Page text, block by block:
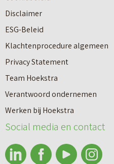
Nieuwbouw
Huren
r
e
e
n
n
i
e
u
u
Disclaimer
ESG-Beleid
Klachtenprocedure algemeen
Privacy Statement
Team Hoekstra
Verantwoord ondernemen
Werken bij Hoekstra
Social media en contact